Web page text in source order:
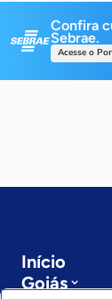
Confira
Sebrae.
Acesse o
Início
Goiás